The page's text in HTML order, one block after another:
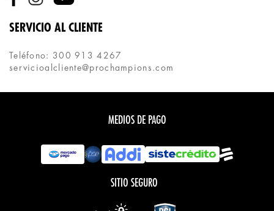
SERVICIO AL CLIENTE
Teléfono: 300 913 4267
servicioalcliente@prochampions.com
MEDIOS DE PAGO
SITIO SEGURO